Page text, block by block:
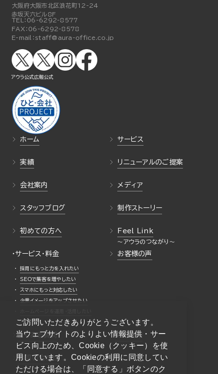
ご訪問いただきありがとうございます。
当ウェブサイトのよりよい情報提供・サー
ビス向上のため、Cookie（クッキー）を使
用しています。Cookieの利用に同意してい
ただける場合は、「同意する」ボタンのク
ホーム サービス
実績 リニューアルのご提案
会社案内 メディア
スタッフブログ 制作ストーリー
初めての方へ Feel Link
・サービス・料金
採用にもっと力を入れたい
SEOで集客を増やしたい
スマホにもっと対応したい
企業イメージをアップさせたい
お客様の声
よくある質問 採用情報
お問い合わせ
大阪府大阪市北区浪花町12-24
赤坂天六ビル8F
TEL： 06-6292-8577
FAX： 06-6292-8578
E-mail： staff@aura-office.co.jp
アウラ公式 広報公式